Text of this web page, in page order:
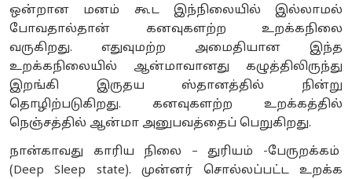
ஒன்றான மனம் கூட இந்நிலையில் இல்லாமல்
போவதால்தான் கனவுகளற்ற உறக்கநிலை
வருகிறது. எதுவுமற்ற அமைதியான இந்த
உறக்கநிலையில் ஆன்மாவானது கழுத்திலிருந்து
இறங்கி இருதய ஸ்தானத்தில் நின்று
தொழிற்படுகிறது. கனவுகளற்ற உறக்கத்தில்
நெஞ்சத்தில் ஆன்மா அனுபவத்தைப் பெறுகிறது.
நான்காவது காரிய நிலை – துரியம் -பேருறக்கம்
(Deep Sleep state). முன்னர் சொல்லப்பட்ட உறக்க